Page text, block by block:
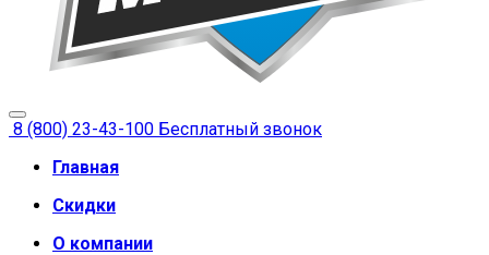
8 (800) 23-43-100 Бесплатный звонок
Главная
Скидки
О компании